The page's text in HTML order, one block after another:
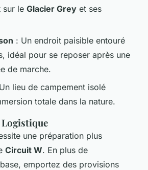
sur le Glacier Grey et ses
: Un endroit paisible entouré
idéal pour se reposer après une
de marche.
lieu de campement isolé
totale dans la nature.
une préparation plus
Circuit W. En plus de
emportez des provisions